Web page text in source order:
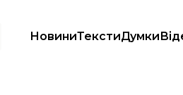
НовиниТекстиДумки